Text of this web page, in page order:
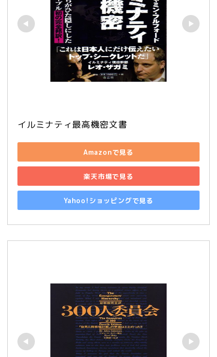
イルミナティ最高機密文書
Amazonで見る
楽天市場で見る
Yahoo!ショッピングで見る